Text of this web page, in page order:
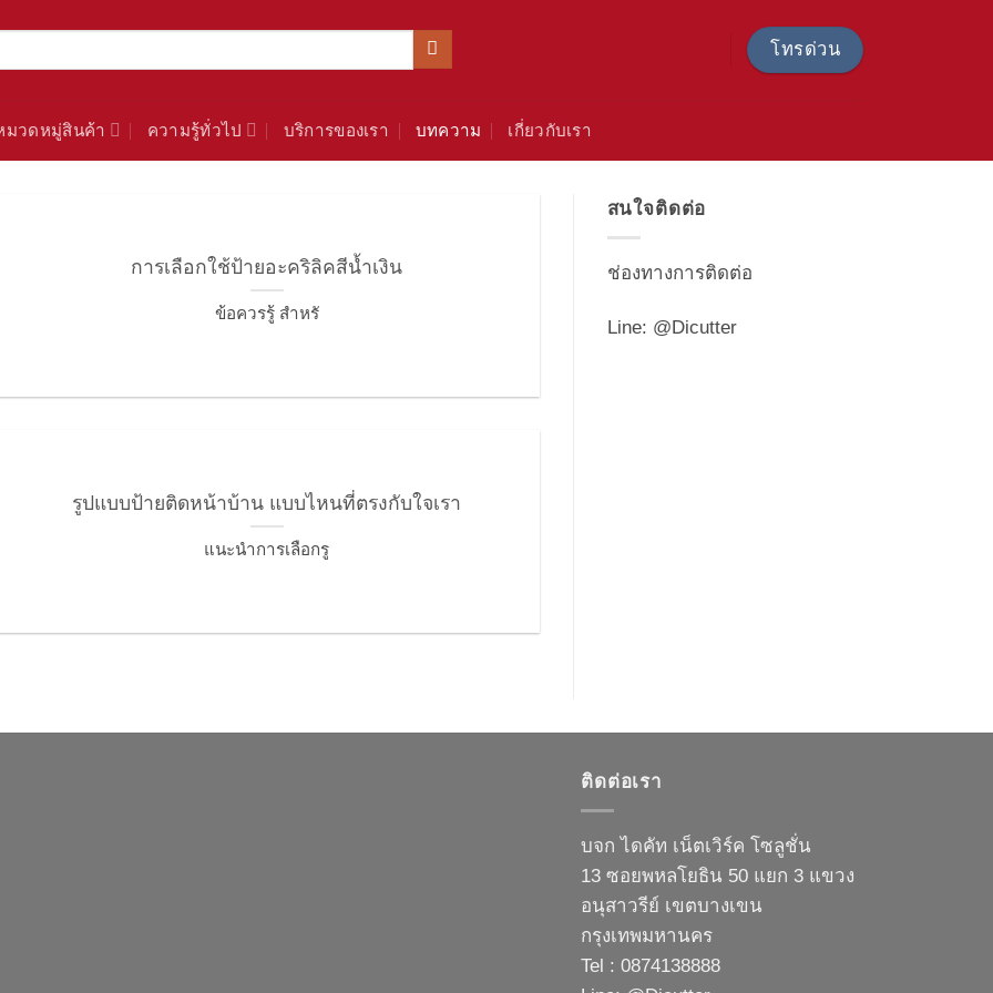
โทรด่วน
มวดหมู่สินค้า ความรู้ทั่วไป บริการของเรา บทความ เกี่ยวกับเรา
การเลือกใช้ป้ายอะคริลิคสีน้ำเงิน
ข้อควรรู้ สำหรั
รูปแบบป้ายติดหน้าบ้าน แบบไหนที่ตรงกับใจเรา
แนะนำการเลือกรู
สนใจติดต่อ
ช่องทางการติดต่อ
Line: @Dicutter
ติดต่อเรา
บจก ไดคัท เน็ตเวิร์ค โซลูชั่น
13 ซอยพหลโยธิน 50 แยก 3 แขวง
อนุสาวรีย์ เขตบางเขน
กรุงเทพมหานคร
Tel : 0874138888